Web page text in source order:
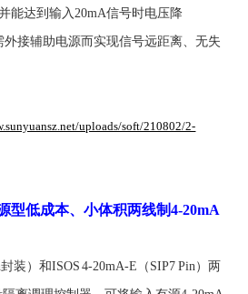
能达到输入20mA信号时电压降
接辅助电源而实现信号远距离、无失
uploads/soft/210802/2-
型低成本、小体积两线制4-20mA
装）和ISOS 4-20mA-E（SIP7 Pin）两